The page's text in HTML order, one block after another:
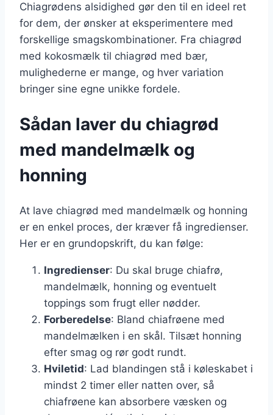
Chiagrødens alsidighed gør den til en ideel ret
for dem, der ønsker at eksperimentere med
forskellige smagskombinationer. Fra chiagrød
med kokosmælk til chiagrød med bær,
mulighederne er mange, og hver variation
bringer sine egne unikke fordele.
Sådan laver du chiagrød
med mandelmælk og
honning
At lave chiagrød med mandelmælk og honning
er en enkel proces, der kræver få ingredienser.
Her er en grundopskrift, du kan følge:
Ingredienser: Du skal bruge chiafrø,
mandelmælk, honning og eventuelt
toppings som frugt eller nødder.
Forberedelse: Bland chiafrøene med
mandelmælken i en skål. Tilsæt honning
efter smag og rør godt rundt.
Hviletid: Lad blandingen stå i køleskabet i
mindst 2 timer eller natten over, så
chiafrøene kan absorbere væsken og